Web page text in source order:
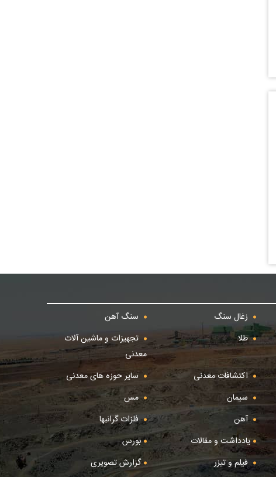
زغال سنگ
سنگ آهن
طلا
تجهیزات و ماشین آلات
معدنی
اکتشافات معدنی
سایر حوزه های معدنی
سیمان
مس
آهن
فلزات گرانبها
یادداشت و مقالات
بورس
فیلم و تیزر گزارش تصویری